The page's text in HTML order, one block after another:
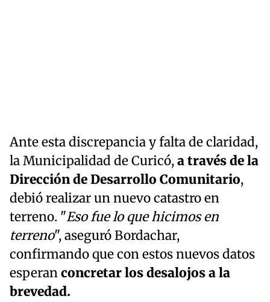
Ante esta discrepancia y falta de claridad,
la Municipalidad de Curicó,a través de la
Dirección de Desarrollo Comunitario,
debió realizar un nuevo catastro en
terreno. "Eso fue lo que hicimos en
terreno", aseguró Bordachar,
confirmando que con estos nuevos datos
esperanconcretar los desalojos a la
brevedad.